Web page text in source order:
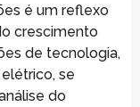
é um reflexo
crescimento
de tecnologia,
se
do